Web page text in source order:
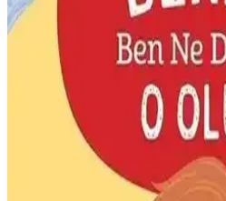
Çocuk Yetiştirme Kılavuzu
Şirin’den Bilimsel ve Pratik
Gelişimi
Prof. Dr. Selçuk Şirin’in kitabı, çocuk
aşamalarında ebeveynlere ve
öneriler sunar, sağlıklı çocuk
Eksik Parça Çocuk Kral
Kartlar ile Öğrenme ve